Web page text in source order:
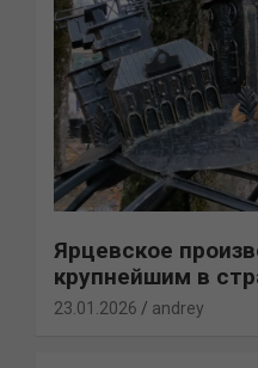
Ярцевское
крупнейшим в
23.01.2026 andrey